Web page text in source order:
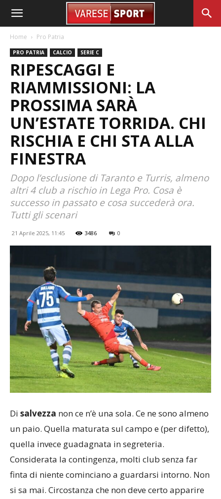
Home Pro Patria
PRO PATRIA CALCIO SERIE C
RIPESCAGGI E
RIAMMISSIONI: LA
PROSSIMA SARÀ
UN’ESTATE TORRIDA. CHI
RISCHIA E CHI STA ALLA
FINESTRA
Dopo l’esclusione di Taranto e Turris, almeno
altri 4 club a rischio in Lega Pro. Cosa è
successo in passato e cosa succederà ora.
Tutti gli scenari
21 Aprile 2025, 11:45 3486 0
Di salvezza non ce n’è una sola. Ce ne sono almeno
un paio. Quella maturata sul campo e (per difetto),
quella invece guadagnata in segreteria.
Considerata la contingenza, molti club senza far
finta di niente cominciano a guardarsi intorno. Non
si sa mai. Circostanza che non deve certo apparire